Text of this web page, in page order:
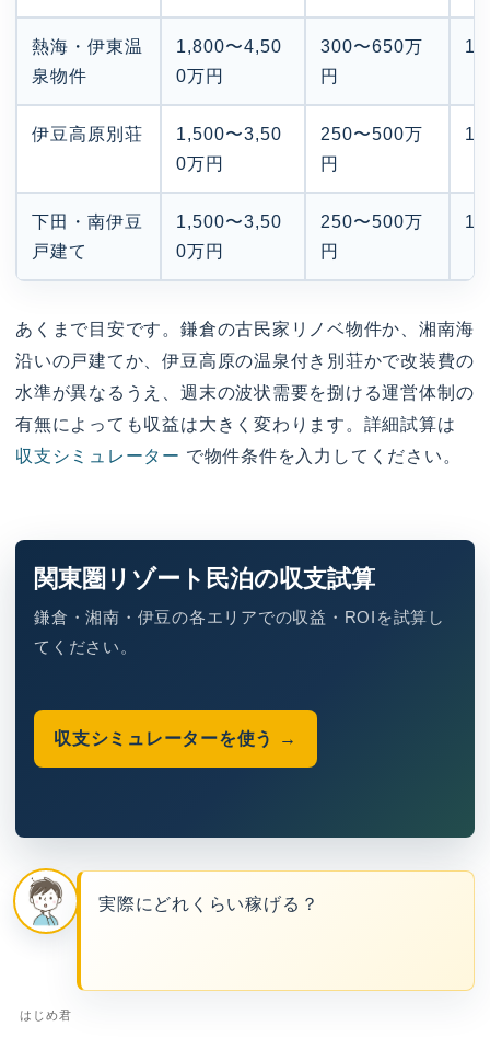
熱海・伊東温
泉物件
1,800〜4,50
0万円
300〜650万
円
伊豆高原別荘
1,500〜3,50
0万円
250〜500万
円
下田・南伊豆
戸建て
1,500〜3,50
0万円
250〜500万
円
あくまで目安です。鎌倉の古民家リノベ物件か、湘南海
沿いの戸建てか、伊豆高原の温泉付き別荘かで改装費の
水準が異なるうえ、週末の波状需要を捌ける運営体制の
有無によっても収益は大きく変わります。詳細試算は
収支シミュレーター で物件条件を入力してください。
関東圏リゾート民泊の収支試算
鎌倉・湘南・伊豆の各エリアでの収益・ROIを試算し
てください。
収支シミュレーターを使う →
はじめ君
実際にどれくらい稼げる？